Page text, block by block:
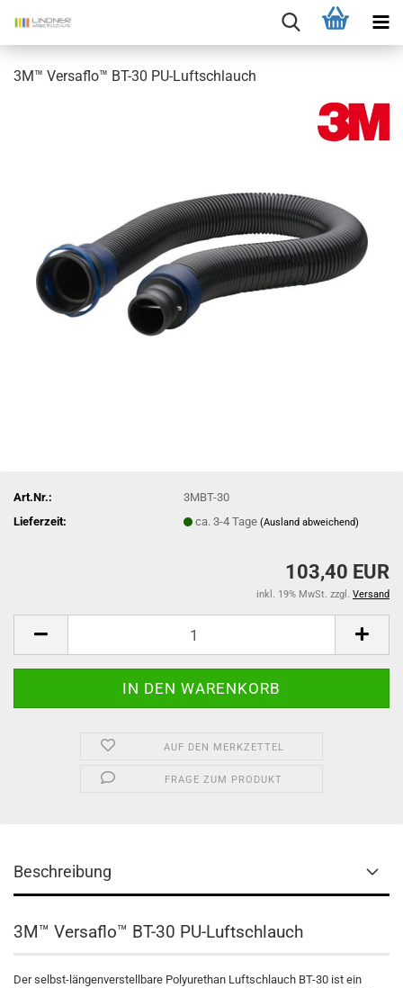
3M™ Versaflo™ BT-30 PU-Luftschlauch
Art.Nr.:
3MBT-30
Lieferzeit:
ca. 3-4 Tage(Ausland abweichend)
103,40 EUR
inkl. 19% MwSt. zzgl. Versand
AUF DEN MERKZETTEL
FRAGE ZUM PRODUKT
Beschreibung
3M™ Versaflo™ BT-30 PU-Luftschlauch
Der selbst-längenverstellbare Polyurethan Luftschlauch BT-30 ist ein